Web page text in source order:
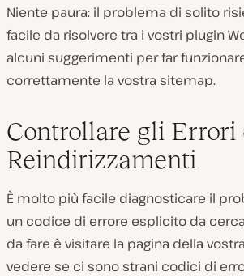
Niente paura: il problema di solito
facile da risolvere tra i vostri plugin
alcuni suggerimenti per far
correttamente la vostra sitemap.
Controllare gli Errori
Reindirizzamenti
È molto più facile diagnosticare il
un codice di errore esplicito da
da fare è visitare la pagina della
vedere se ci sono strani codici di